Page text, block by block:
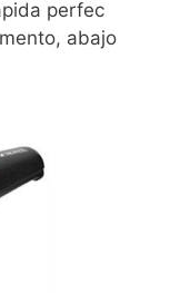
perfec
abajo